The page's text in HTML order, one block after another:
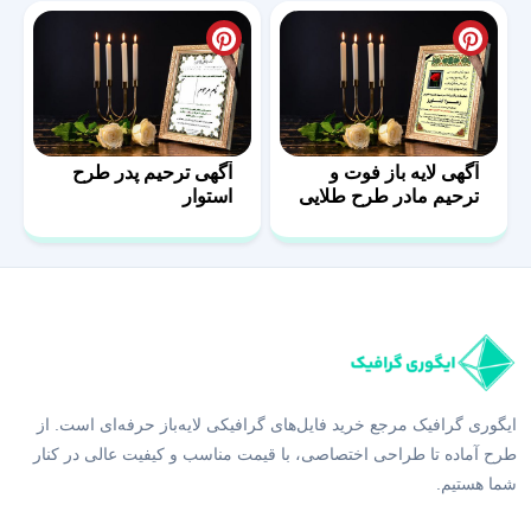
آگهی لایه باز فوت و
ترحیم مادر طرح طلایی
آگهی ترحیم پدر طرح
استوار
ایگوری گرافیک مرجع خرید فایل‌های گرافیکی لایه‌باز حرفه‌ای است. از
طرح آماده تا طراحی اختصاصی، با قیمت مناسب و کیفیت عالی در کنار
شما هستیم.